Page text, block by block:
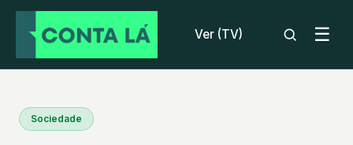
Ver (TV) ☰
Sociedade